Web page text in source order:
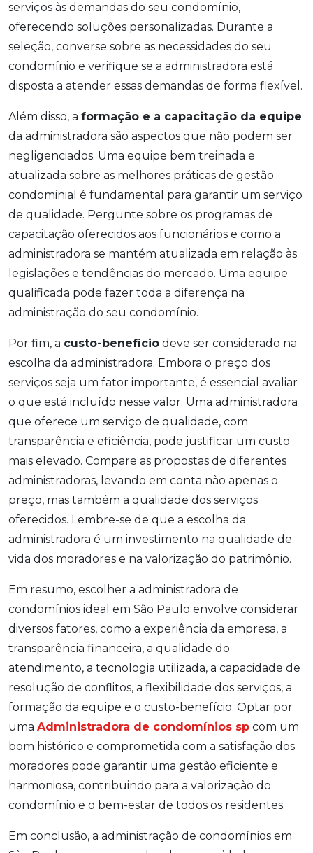
serviços às demandas do seu condomínio,
oferecendo soluções personalizadas. Durante a
seleção, converse sobre as necessidades do seu
condomínio e verifique se a administradora está
disposta a atender essas demandas de forma flexível.
Além disso, a formação e a capacitação da equipe
da administradora são aspectos que não podem ser
negligenciados. Uma equipe bem treinada e
atualizada sobre as melhores práticas de gestão
condominial é fundamental para garantir um serviço
de qualidade. Pergunte sobre os programas de
capacitação oferecidos aos funcionários e como a
administradora se mantém atualizada em relação às
legislações e tendências do mercado. Uma equipe
qualificada pode fazer toda a diferença na
administração do seu condomínio.
Por fim, a custo-benefício deve ser considerado na
escolha da administradora. Embora o preço dos
serviços seja um fator importante, é essencial avaliar
o que está incluído nesse valor. Uma administradora
que oferece um serviço de qualidade, com
transparência e eficiência, pode justificar um custo
mais elevado. Compare as propostas de diferentes
administradoras, levando em conta não apenas o
preço, mas também a qualidade dos serviços
oferecidos. Lembre-se de que a escolha da
administradora é um investimento na qualidade de
vida dos moradores e na valorização do patrimônio.
Em resumo, escolher a administradora de
condomínios ideal em São Paulo envolve considerar
diversos fatores, como a experiência da empresa, a
transparência financeira, a qualidade do
atendimento, a tecnologia utilizada, a capacidade de
resolução de conflitos, a flexibilidade dos serviços, a
formação da equipe e o custo-benefício. Optar por
uma Administradora de condomínios sp com um
bom histórico e comprometida com a satisfação dos
moradores pode garantir uma gestão eficiente e
harmoniosa, contribuindo para a valorização do
condomínio e o bem-estar de todos os residentes.
Em conclusão, a administração de condomínios em